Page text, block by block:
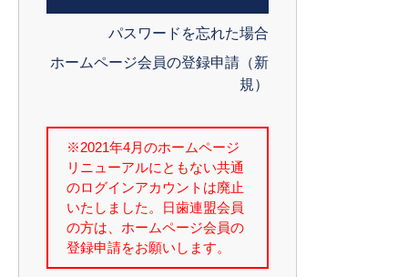
パスワードを忘れた場合
ホームページ会員の登録申請（新
規）